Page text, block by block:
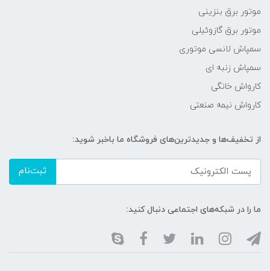
موتور برق بنزینی
موتور برق گازوئیلی
سمپاش لانسی موتوری
سمپاش زنبه ای
کارواش خانگی
کارواش نیمه صنعتی
از تخفیف‌ها و جدیدترین‌های فروشگاه ما باخبر شوید:
ثبت‌نام
ما را در شبکه‌های اجتماعی دنبال کنید: